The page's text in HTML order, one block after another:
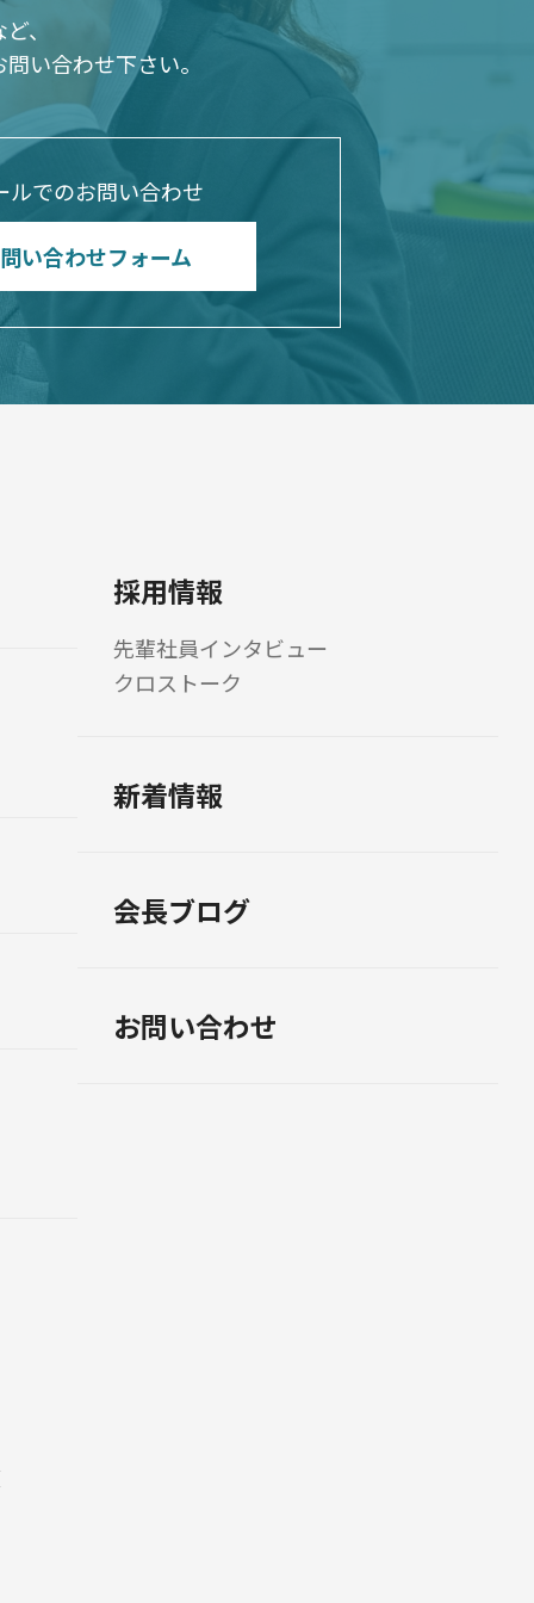
、
い合わせ下さい。
ルでのお問い合わせ
い合わせフォーム
採用情報
先輩社員インタビュー
クロストーク
新着情報
会長ブログ
お問い合わせ